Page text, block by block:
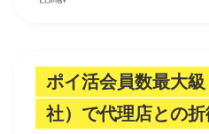
ポイ活会員数最大
社）で代理店との